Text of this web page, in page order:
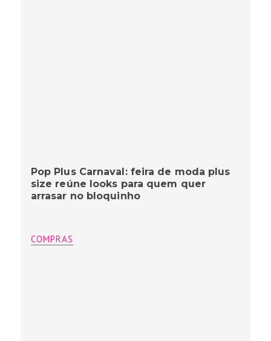
Pop Plus Carnaval: feira de moda plus
size reúne looks para quem quer
arrasar no bloquinho
COMPRAS